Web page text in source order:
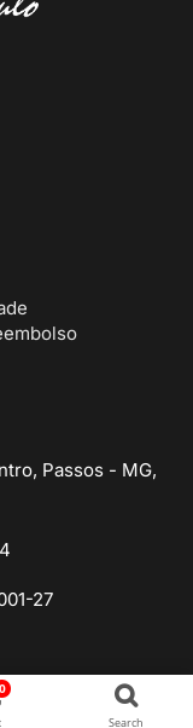
Passos - MG,
27
0
Search